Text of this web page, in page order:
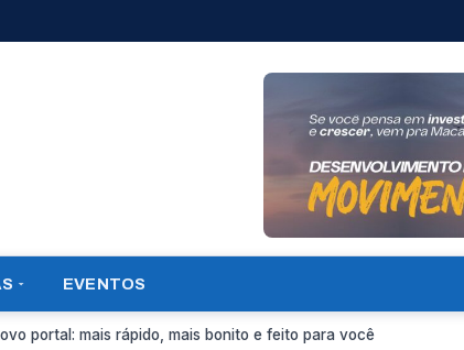
EVENTOS
portal: mais rápido, mais bonito e feito para você